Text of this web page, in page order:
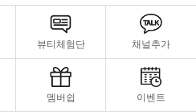
뷰티체험단 채널추가
멤버쉽 이벤트